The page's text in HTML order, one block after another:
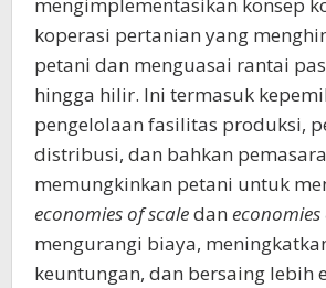
koperasi pertanian yang
petani dan menguasai rantai
hingga hilir. Ini termasuk
pengelolaan fasilitas produksi,
distribusi, dan bahkan
memungkinkan petani untuk
economies of scaledan economies
mengurangi biaya,
keuntungan, dan bersaing lebih